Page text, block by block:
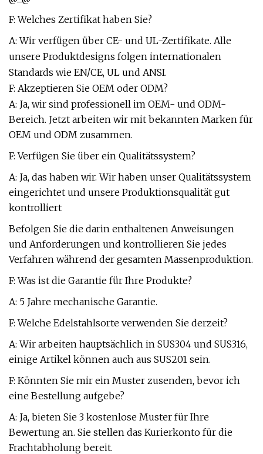
F: Welches Zertifikat haben Sie?
A: Wir verfügen über CE- und UL-Zertifikate. Alle
unsere Produktdesigns folgen internationalen
Standards wie EN/CE, UL und ANSI.
F: Akzeptieren Sie OEM oder ODM?
A: Ja, wir sind professionell im OEM- und ODM-
Bereich. Jetzt arbeiten wir mit bekannten Marken für
OEM und ODM zusammen.
F: Verfügen Sie über ein Qualitätssystem?
A: Ja, das haben wir. Wir haben unser Qualitätssystem
eingerichtet und unsere Produktionsqualität gut
kontrolliert
Befolgen Sie die darin enthaltenen Anweisungen
und Anforderungen und kontrollieren Sie jedes
Verfahren während der gesamten Massenproduktion.
F: Was ist die Garantie für Ihre Produkte?
A: 5 Jahre mechanische Garantie.
F: Welche Edelstahlsorte verwenden Sie derzeit?
A: Wir arbeiten hauptsächlich in SUS304 und SUS316,
einige Artikel können auch aus SUS201 sein.
F: Könnten Sie mir ein Muster zusenden, bevor ich
eine Bestellung aufgebe?
A: Ja, bieten Sie 3 kostenlose Muster für Ihre
Bewertung an. Sie stellen das Kurierkonto für die
Frachtabholung bereit.